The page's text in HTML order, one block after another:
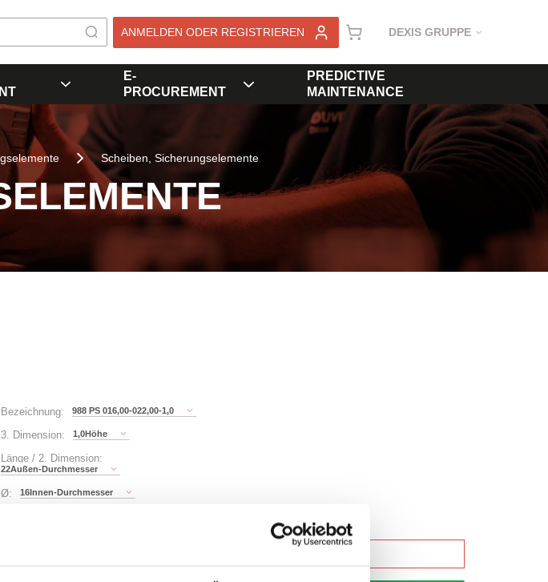
ANMELDEN ODER REGISTRIEREN DEXIS GRUPPE
E-
PROCUREMENT
PREDICTIVE
MAINTENANCE
Scheiben, Sicherungselemente
Bezeichnung: 988 PS 016,00-022,00-1,0
3. Dimension: 1,0Höhe
Länge / 2. Dimension:
22Außen-Durchmesser
Ø: 16Innen-Durchmesser